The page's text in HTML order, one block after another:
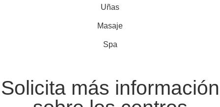
Uñas
Masaje
Spa
Solicita más información